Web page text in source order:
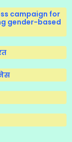
campaign for
gender-based